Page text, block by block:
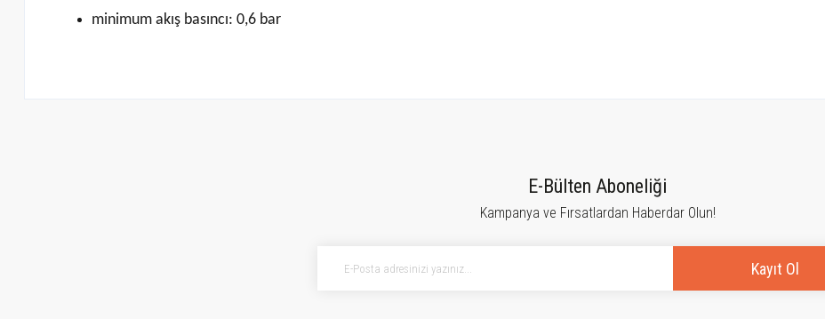
minimum akış basıncı: 0,6 bar
Bu ürüne ilk yorumu siz yapın!
E-Bülten Aboneliği
Kampanya ve Fırsatlardan Haberdar Olun!
Kayıt Ol